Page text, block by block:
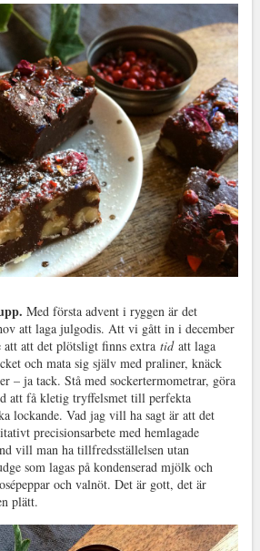
Med första advent i ryggen är det
att laga julgodis. Att vi gått in i december
att att det plötsligt finns extra tid att laga
och mata sig själv med praliner, knäck
– ja tack. Stå med sockertermometrar, göra
att få kletig tryffelsmet till perfekta
lockande. Vad jag vill ha sagt är att det
precisionsarbete med hemlagade
vill man ha tillfredsställelsen utan
som lagas på kondenserad mjölk och
och valnöt. Det är gott, det är
plätt.